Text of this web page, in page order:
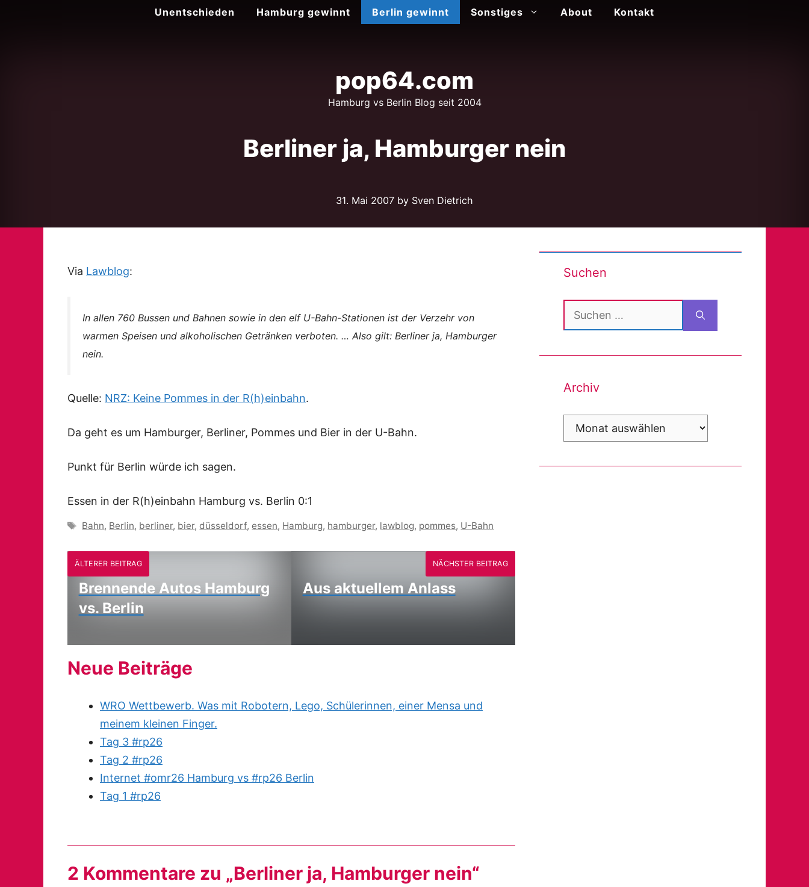
Unentschieden Hamburg gewinnt Berlin gewinnt Sonstiges About Kontakt
pop64.com
Hamburg vs Berlin Blog seit 2004
Berliner ja, Hamburger nein
31. Mai 2007 by Sven Dietrich
Via Lawblog:
In allen 760 Bussen und Bahnen sowie in den elf U-Bahn-Stationen ist der Verzehr von
warmen Speisen und alkoholischen Getränken verboten. … Also gilt: Berliner ja, Hamburger
nein.
Quelle: NRZ: Keine Pommes in der R(h)einbahn.
Da geht es um Hamburger, Berliner, Pommes und Bier in der U-Bahn.
Punkt für Berlin würde ich sagen.
Essen in der R(h)einbahn Hamburg vs. Berlin 0:1
Schlagwörter
Bahn, Berlin, berliner, bier,düsseldorf,essen, Hamburg, hamburger, lawblog, pommes, U-Bahn
ÄLTERER BEITRAG
Brennende Autos Hamburg
vs. Berlin
Aus aktuellem Anlass
NÄCHSTER BEITRAG
Neue Beiträge
WRO Wettbewerb. Was mit Robotern, Lego, Schülerinnen, einer Mensa und
meinem kleinen Finger.
Tag 3 #rp26
Tag 2 #rp26
Internet #omr26 Hamburg vs #rp26 Berlin
Tag 1 #rp26
2 Kommentare zu „Berliner ja, Hamburger nein“
Suchen
Suchen
Archiv
Archiv